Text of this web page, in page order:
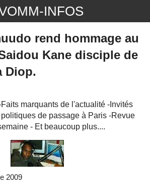
INFOS
rend hommage au
Kane disciple de
Diop.
marquants de l'actualité -Invités
de passage à Paris -Revue
- Et beaucoup plus....
2009